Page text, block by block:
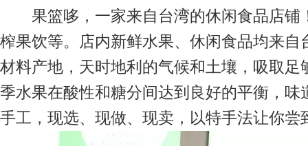
果篮哆，一家来自台湾的休闲食品店铺
榨果饮等。店内新鲜水果、休闲食品均来
材料产地，天时地利的气候和土壤，吸取
季水果在酸性和糖分间达到良好的平衡，
手工，现选、现做、现卖，以特手法让你尝